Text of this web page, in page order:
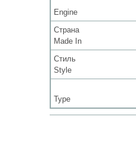
Engine
Страна
Made In
Стиль
Style
Type